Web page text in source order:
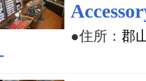
●住所： 郡